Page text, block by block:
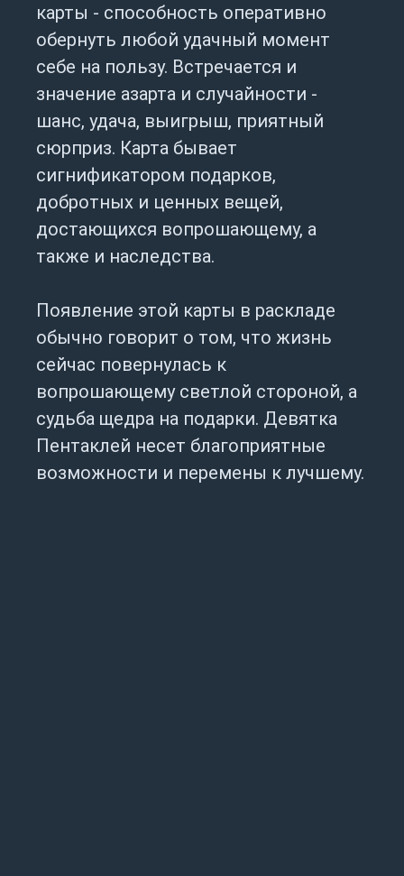
карты - способность оперативно
обернуть любой удачный момент
себе на пользу. Встречается и
значение азарта и случайности -
шанс, удача, выигрыш, приятный
сюрприз. Карта бывает
сигнификатором подарков,
добротных и ценных вещей,
достающихся вопрошающему, а
также и наследства.
Появление этой карты в раскладе
обычно говорит о том, что жизнь
сейчас повернулась к
вопрошающему светлой стороной, а
судьба щедра на подарки. Девятка
Пентаклей несет благоприятные
возможности и перемены к лучшему.